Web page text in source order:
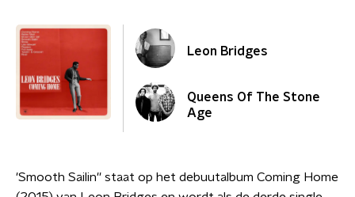
Leon Bridges
Queens Of The Stone
Age
'Smooth Sailin'' staat op het debuutalbum Coming Home